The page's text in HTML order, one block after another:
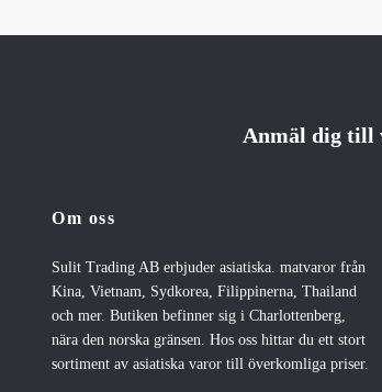
Anmäl dig till
Om oss
Sulit Trading AB erbjuder asiatiska. matvaror från
Kina, Vietnam, Sydkorea, Filippinerna, Thailand
och mer. Butiken befinner sig i Charlottenberg,
nära den norska gränsen. Hos oss hittar du ett stort
sortiment av asiatiska varor till överkomliga priser.